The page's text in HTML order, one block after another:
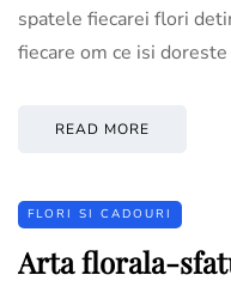
spatele fiecarei flori
fiecare om ce isi
READ MORE
FLORI SI CADOURI
Arta florala-